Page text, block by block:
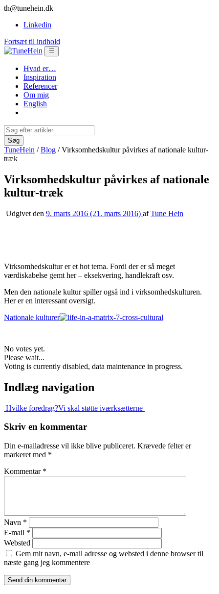
th@tunehein.dk
Linkedin
Fortsæt til indhold
Hvad er…
Inspiration
Referencer
Om mig
English
TuneHein /Blog /Virksomhedskultur påvirkes af nationale kultur-
træk
Virksomhedskultur påvirkes af nationale
kultur-træk
Udgivet den 9. marts 2016 (21. marts 2016) af Tune Hein
Virksomhedskultur er et hot tema. Fordi der er så meget
værdiskabelse gemt her – eksekvering, handlekraft osv.
Men den nationale kultur spiller også ind i virksomhedskulturen.
Her er en interessant oversigt.
Nationale kulturer
No votes yet.
Please wait...
Voting is currently disabled, data maintenance in progress.
Indlæg navigation
Hvilke foredrag?Vi skal støtte iværksætterne
Skriv en kommentar
Din e-mailadresse vil ikke blive publiceret. Krævede felter er
markeret med *
Kommentar *
Navn *
E-mail *
Websted
Gem mit navn, e-mail adresse og websted i denne browser til
næste gang jeg kommentere